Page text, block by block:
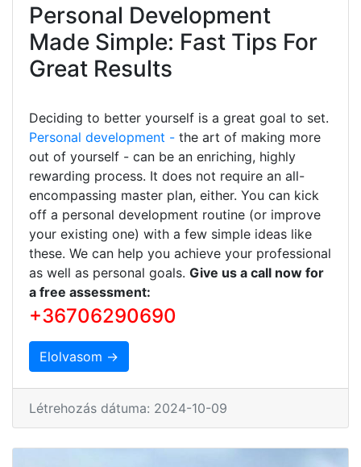
Personal Development
Made Simple: Fast Tips For
Great Results
Deciding to better yourself is a great goal to set.
Personal development - the art of making more
out of yourself - can be an enriching, highly
rewarding process. It does not require an all-
encompassing master plan, either. You can kick
off a personal development routine (or improve
your existing one) with a few simple ideas like
these. We can help you achieve your professional
as well as personal goals. Give us a call now for
a free assessment:
+36706290690
Elolvasom →
Létrehozás dátuma: 2024-10-09